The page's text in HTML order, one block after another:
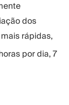
dos
rápidas,
por dia, 7